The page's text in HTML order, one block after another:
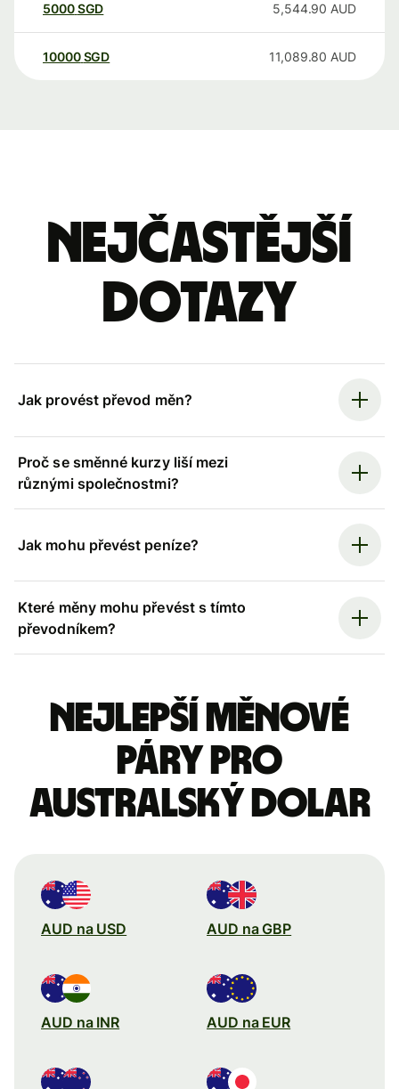
5000SGD 5,544.90 AUD
10000 SGD 11,089.80 AUD
Nejčastější
dotazy
Jak provést převod měn?
Proč se směnné kurzy liší mezi
různými společnostmi?
Jak mohu převést peníze?
Které měny mohu převést s tímto
převodníkem?
Nejlepší měnové
páry pro
australský dolar
AUD na USD AUD na GBP
AUD na INR AUD na EUR